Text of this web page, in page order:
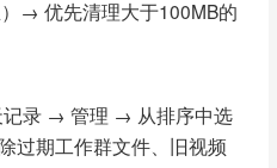
→ 优先清理大于100MB的
录 → 管理 → 从排序中选
过期工作群文件、旧视频